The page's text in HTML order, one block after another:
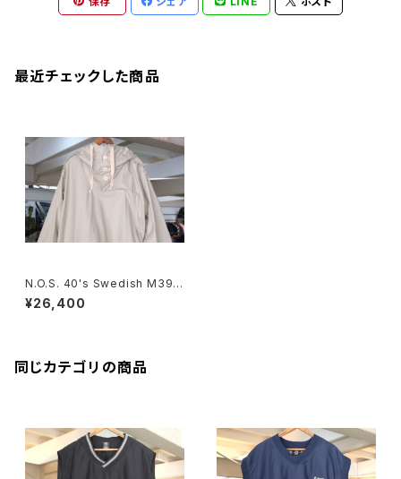
最近チェックした商品
N.O.S. 40's Swedish M39 s
now Parka "ONE-WASH"
¥26,400
同じカテゴリの商品